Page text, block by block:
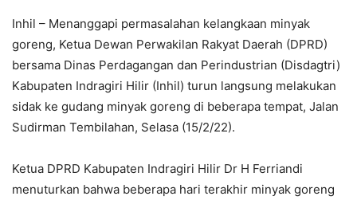
Inhil – Menanggapi permasalahan kelangkaan minyak
goreng, Ketua Dewan Perwakilan Rakyat Daerah (DPRD)
bersama Dinas Perdagangan dan Perindustrian (Disdagtri)
Kabupaten Indragiri Hilir (Inhil) turun langsung melakukan
sidak ke gudang minyak goreng di beberapa tempat, Jalan
Sudirman Tembilahan, Selasa (15/2/22).
Ketua DPRD Kabupaten Indragiri Hilir Dr H Ferriandi
menuturkan bahwa beberapa hari terakhir minyak goreng